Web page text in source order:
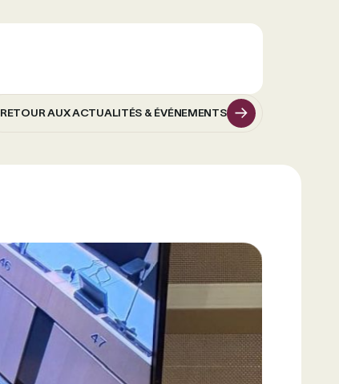
RETOUR AUX ACTUALITÉS & ÉVÉNEMENTS